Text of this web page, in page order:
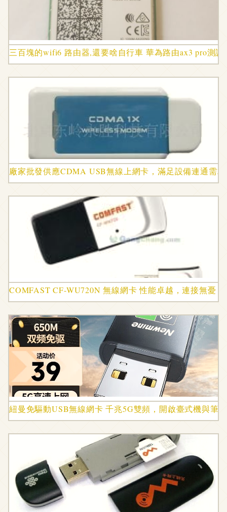
三百塊的wifi6 路由器,還要啥自行車 華為路由ax3 pro測評
廠家批發供應CDMA USB無線上網卡，滿足設備連通需
COMFAST CF-WU720N 無線網卡 性能卓越，連接無憂
紐曼免驅動USB無線網卡 千兆5G雙頻，開啟臺式機與筆